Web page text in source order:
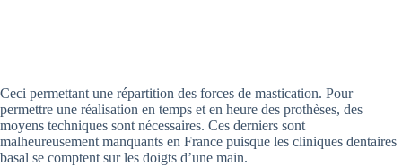
Ceci permettant une répartition des forces de mastication. Pour
permettre une réalisation en temps et en heure des prothèses, des
moyens techniques sont nécessaires. Ces derniers sont
malheureusement manquants en France puisque les cliniques dentaires
basal se comptent sur les doigts d’une main.